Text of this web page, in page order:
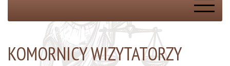
KOMORNICY WIZYTATORZY